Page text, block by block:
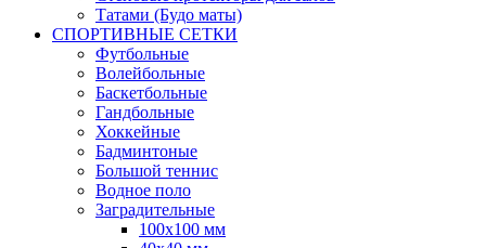
Татами (Будо маты)
СПОРТИВНЫЕ СЕТКИ
Футбольные
Волейбольные
Баскетбольные
Гандбольные
Хоккейные
Бадминтоные
Большой теннис
Водное поло
Заградительные
100х100 мм